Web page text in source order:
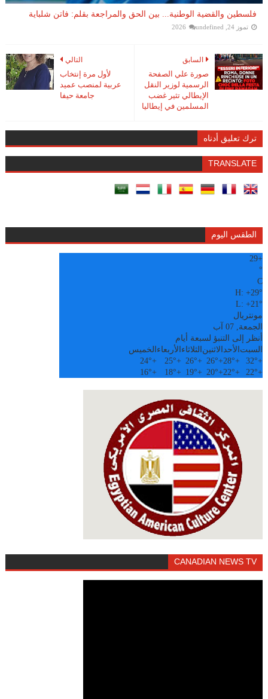
فلسطين والقضية الوطنية... بين الحق والمراجعة بقلم: فاتن شلباية
تموز 24, 2026 undefined
التالي
لأول مرة إنتخاب
عربية لمنصب عميد
جامعة حيفا
السابق
صورة علي الصفحة
الرسمية لوزير النقل
الإيطالي تثير غضب
المسلمين في إيطاليا
ترك تعليق أدناه
TRANSLATE
الطقس اليوم
+
29
°
C
H:+29°
L:+21°
مونتريال
الجمعة, 07 آب
أنظر إلى التنبؤ لسبعة أيام
السبت الأحدالاثنين الثلاثاء الأربعاء الخميس
+
32°
+
28°
+
26°
+
26°
+
25°
+
24°
+
22°
+
22°
+
20°
+
19°
+
18°
+
16°
CANADIAN NEWS TV